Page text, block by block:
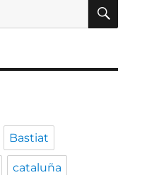
Bastiat
cataluña